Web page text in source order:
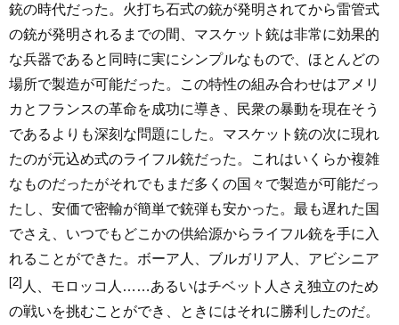
銃の時代だった。火打ち石式の銃が発明されてから雷管式
の銃が発明されるまでの間、マスケット銃は非常に効果的
な兵器であると同時に実にシンプルなもので、ほとんどの
場所で製造が可能だった。この特性の組み合わせはアメリ
カとフランスの革命を成功に導き、民衆の暴動を現在そう
であるよりも深刻な問題にした。マスケット銃の次に現れ
たのが元込め式のライフル銃だった。これはいくらか複雑
なものだったがそれでもまだ多くの国々で製造が可能だっ
たし、安価で密輸が簡単で銃弾も安かった。最も遅れた国
でさえ、いつでもどこかの供給源からライフル銃を手に入
れることができた。ボーア人、ブルガリア人、アビシニア
[2] 人、モロッコ人……あるいはチベット人さえ独立のため
の戦いを挑むことができ、ときにはそれに勝利したのだ。